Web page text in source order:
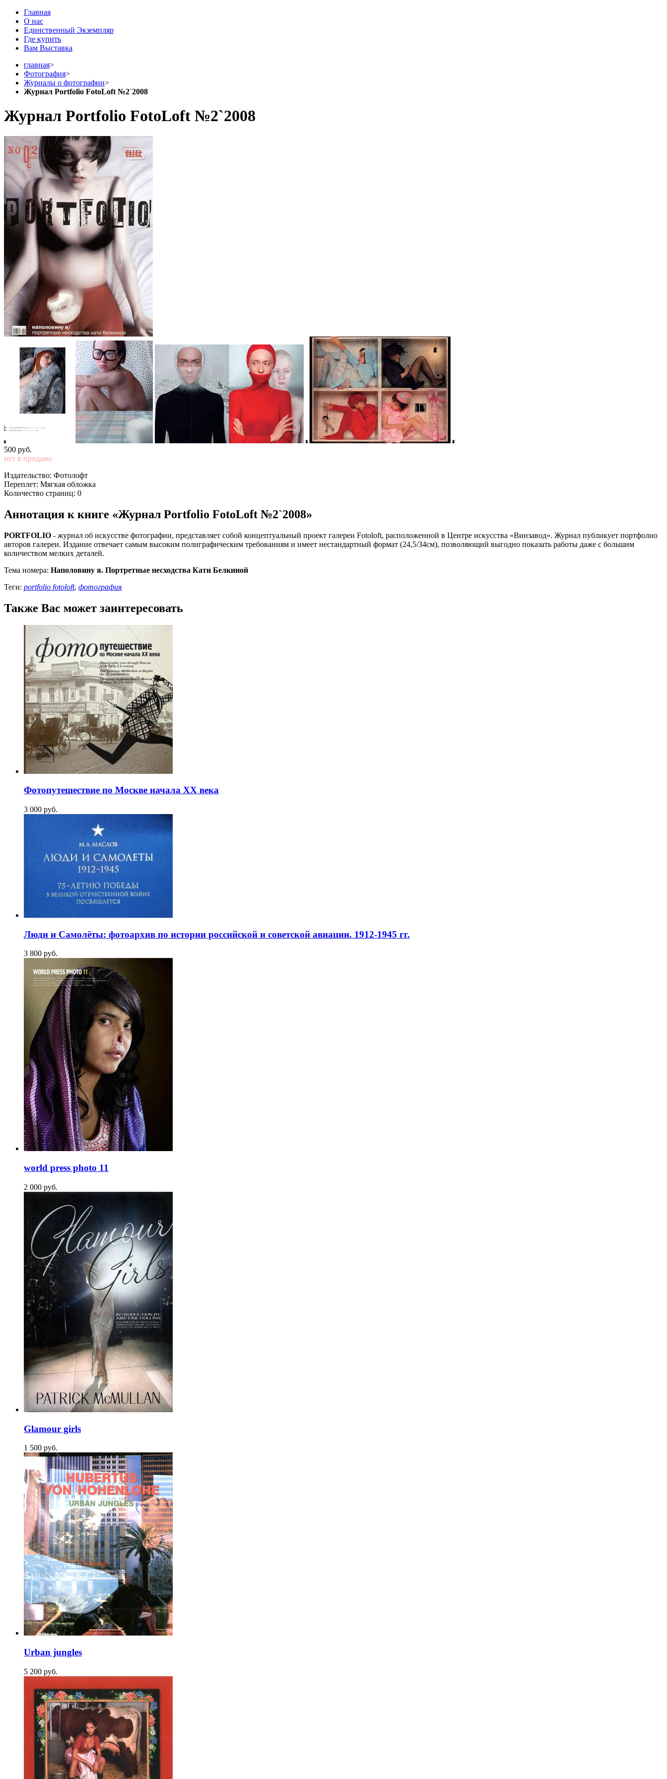
Главная
О нас
Единственный Экземпляр
Где купить
Вам Выставка
главная>
Фотография>
Журналы о фотографии>
Журнал Portfolio FotoLoft №2`2008
Журнал Portfolio FotoLoft №2`2008
500 pуб.
нет в продаже
Издательство: Фотолофт
Переплет: Мягкая обложка
Количество страниц: 0
Аннотация к книге «Журнал Portfolio FotoLoft №2`2008»
PORTFOLIO - журнал об искусстве фотографии, представляет собой концептуальный проект галереи Fotoloft, расположенной в Центре искусства «Винзавод». Журнал публикует портфолио
авторов галереи. Издание отвечает самым высоким полиграфическим требованиям и имеет нестандартный формат (24,5/34см), позволяющий выгодно показать работы даже с большим
количеством мелких деталей.
Тема номера: Наполовину я. Портретные несходства Кати Белкиной
Теги: portfolio fotoloft, фотография
Также Вас может заинтересовать
Фотопутешествие по Москве начала XX века
3 000 pуб.
Люди и Самолёты: фотоархив по истории российской и советской авиации. 1912-1945 гг.
3 800 pуб.
world press photo 11
2 000 pуб.
Glamour girls
1 500 pуб.
Urban jungles
5 200 pуб.